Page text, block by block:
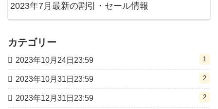
2023年7月最新の割引・セール情報
カテゴリー
2023年10月24日23:59 1
2023年10月31日23:59 2
2023年12月31日23:59 2